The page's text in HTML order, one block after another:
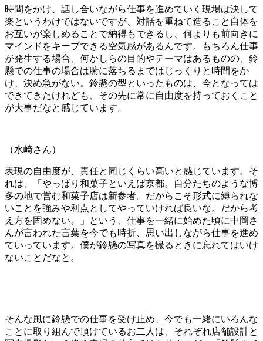
時間をかけ、話し合いながら仕事を進めていく現場は決して
楽というわけではないですが、対話を重ねて造ること自体を
お互いが楽しめることで納得もできるし、何よりも前向きに
マインドをキープできる空気感があるんです。もちろん仕事
が発生する場合、何かしらの目的やテーマはあるものの、鈴
懸での仕事の場合は腑に落ちるまではじっくりと時間をか
け、決め急がない。鈴懸の型といったものは、今となっては
できてきたけれども、その先に常に自由度を持っておくこと
が大事だなと感じています。
（水崎さん）
表現の自由度が、責任と同じくらい高いと感じています。そ
れは、「やっぱり和菓子といえば京都。自分たちのような博
多の地で営む和菓子店は新参者。だからこそ形式に縛られな
いことを強みや利点としてやっていければ良いな。だから考
え方を固めない。」という、仕事を一緒に始めた頃に中岡さ
んが言われた言葉を今でも時折、思い出しながら仕事を進め
ていっています。僕が鈴懸の写真を撮るときに忘れてはいけ
ないことだなと。
そんな風に鈴懸での仕事を受け止め、今でも一緒にいろんな
ことに取り組んで頂けているお二人は、それぞれ店舗設計と